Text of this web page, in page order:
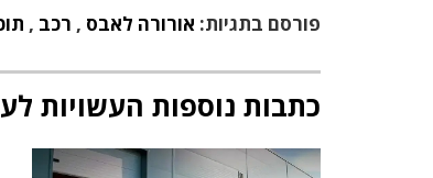
פורסם בתגיות: אורורה לאבס , רכב ,
כתבות נוספות העשויות